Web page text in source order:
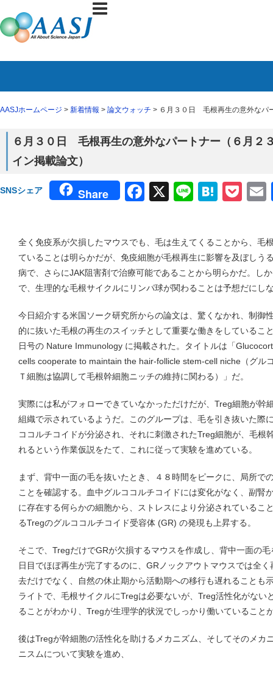
AASJホームページ > 新着情報 > 論文ウォッチ > ６月３０日 毛根再生の意外なパ
６月３０日 毛根再生の意外なパートナー（６月２
イン掲載論文）
SNSシェア Share Facebook
X Line
全く免疫系が欠損したマウスでも、毛は生えてくることから、毛
ていることは明らかだが、免疫細胞が毛根再生に影響を及ぼしう
病で、さらにJAK阻害剤で治療可能であることから明らかだ。し
で、生理的な毛根サイクルにリンパ球が関わることは予想だにし
今日紹介する米国ソーク研究所からの論文は、驚くなかれ、制御
的に抜いた毛根の再生のスイッチとして重要な働きをしているこ
日号の Nature Immunology に掲載された。タイトルは「
cells cooperate to maintain the hair-follicle stem-cell niche（グル
Ｔ細胞は協調して毛根幹細胞ニッチの維持に関わる）」だ。
実際には私がフォローできていなかっただけだが、Treg細胞が幹
組織で示されているようだ。このグループは、毛を引き抜いた際
ココルチコイドが分泌され、それに刺激されたTreg細胞が、毛根
れるという作業仮説をたて、これに従って実験を進めている。
まず、背中一面の毛を抜いたとき、４８時間をピークに、局所で
ことを確認する。血中グルココルチコイドには変化がなく、副腎
に存在する何らかの細胞から、ストレスにより分泌されているこ
るTregのグルココルチコイド受容体 (GR) の発現も上昇する。
そこで、TregだけでGRが欠損するマウスを作成し、背中一面の
日目でほぼ再生が完了するのに、GRノックアウトマウスでは全
去だけでなく、自然の休止期から活動期への移行も遅れることも
ライトで、毛根サイクルにTregは必要ないが、Treg活性化がない
ることがわかり、Tregが生理学的状況でしっかり働いていること
後はTregが幹細胞の活性化を助けるメカニズム、そしてそのメカ
ニスムについて実験を進め、